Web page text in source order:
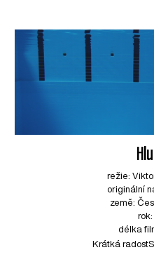
režie:
originální
země:
délka
Krátká radost